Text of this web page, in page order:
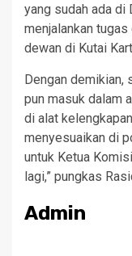
yang sudah ada di
menjalankan
dewan di Kutai
Dengan demikian,
pun masuk dalam
di alat
menyesuaikan di
untuk Ketua
lagi,” pungkas
Admin